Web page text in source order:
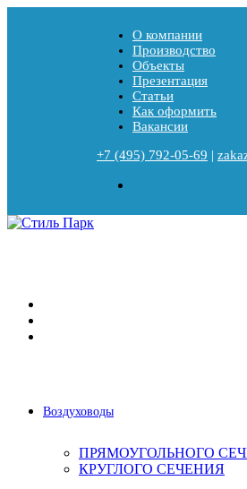
О компании
Производство
Объекты
Презентация
Статьи
Как оформить
Вакансии
+7 (495) 792-05-69 |
Воздуховоды
ПРЯМОУГОЛЬНОГО
КРУГЛОГО СЕЧЕНИЯ